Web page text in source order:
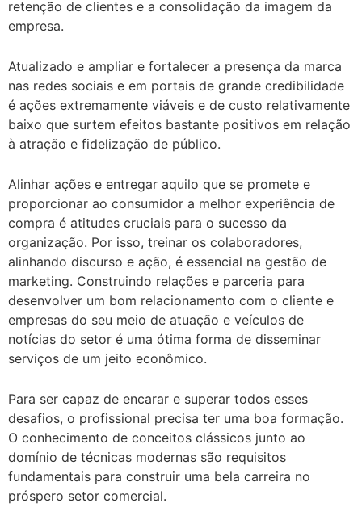
retenção de clientes e a consolidação da imagem da
empresa.
Atualizado e ampliar e fortalecer a presença da marca
nas redes sociais e em portais de grande credibilidade
é ações extremamente viáveis e de custo relativamente
baixo que surtem efeitos bastante positivos em relação
à atração e fidelização de público.
Alinhar ações e entregar aquilo que se promete e
proporcionar ao consumidor a melhor experiência de
compra é atitudes cruciais para o sucesso da
organização. Por isso, treinar os colaboradores,
alinhando discurso e ação, é essencial na gestão de
marketing. Construindo relações e parceria para
desenvolver um bom relacionamento com o cliente e
empresas do seu meio de atuação e veículos de
notícias do setor é uma ótima forma de disseminar
serviços de um jeito econômico.
Para ser capaz de encarar e superar todos esses
desafios, o profissional precisa ter uma boa formação.
O conhecimento de conceitos clássicos junto ao
domínio de técnicas modernas são requisitos
fundamentais para construir uma bela carreira no
próspero setor comercial.